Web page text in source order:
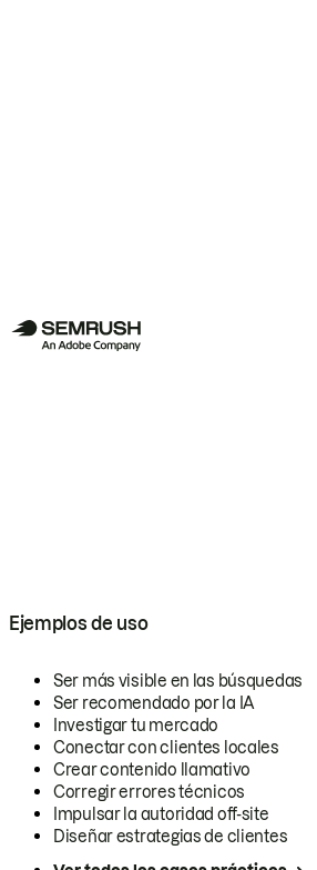
Ejemplos de uso
Ser más visible en las búsquedas
Ser recomendado por la IA
Investigar tu mercado
Conectar con clientes locales
Crear contenido llamativo
Corregir errores técnicos
Impulsar la autoridad off-site
Diseñar estrategias de clientes